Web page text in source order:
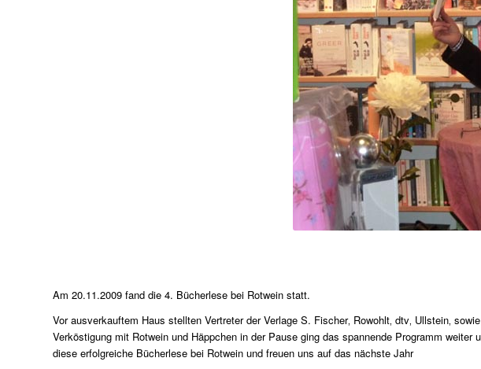
Am 20.11.2009 fand die 4. Bücherlese bei Rotwein statt.
Vor ausverkauftem Haus stellten Vertreter der Verlage S. Fischer‚ Rowohlt‚ dtv‚ Ullstein‚
Verköstigung mit Rotwein und Häppchen in der Pause ging das spannende Programm
diese erfolgreiche Bücherlese bei Rotwein und freuen uns auf das nächste Jahr